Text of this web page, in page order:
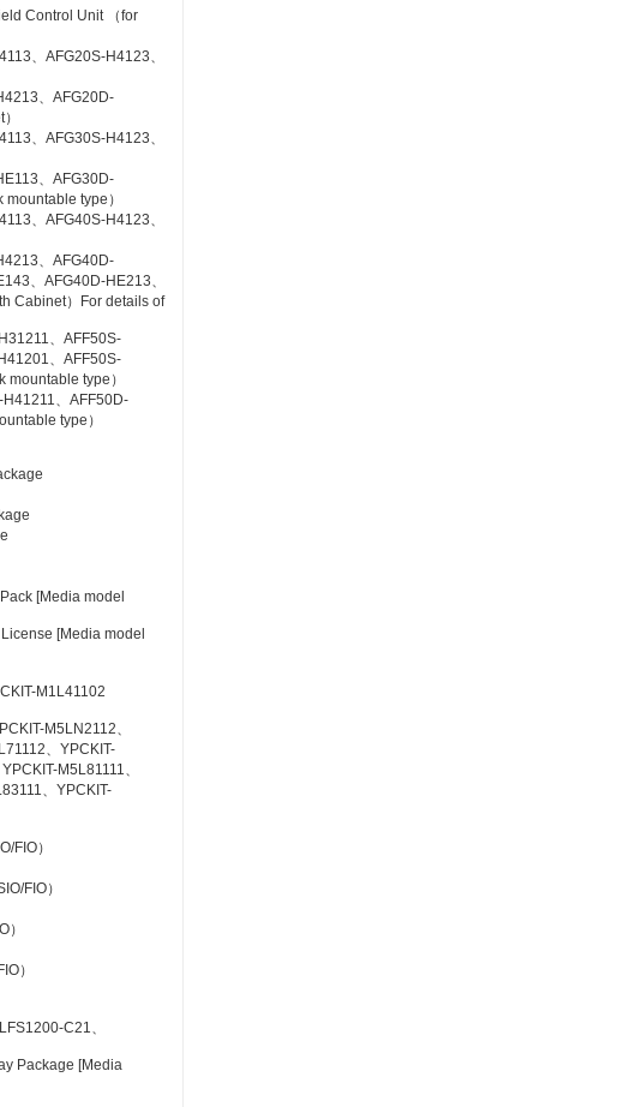
Control Unit （for
、AFG20S-H4123、
、AFG20D-
、AFG30S-H4123、
、AFG30D-
type）
、AFG40S-H4123、
、AFG40D-
、AFG40D-HE213、
Cabinet）For details of
、AFF50S-
、AFF50S-
mountable type）
、AFF50D-
type）
[Media model
[Media model
M1L41102
M5LN2112、
、YPCKIT-
M5L81111、
、YPCKIT-
FIO）
FIO）
）
C21、
Package [Media